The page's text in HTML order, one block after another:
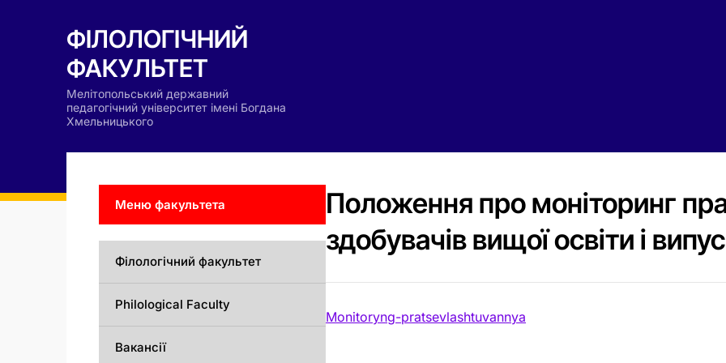
ФІЛОЛОГІЧНИЙ
ФАКУЛЬТЕТ
Мелітопольський державний
педагогічний університет імені Богдана
Хмельницького
Положення про моніторинг
здобувачів вищої освіти і
Monitoryng-pratsevlashtuvannya
Меню факультета
Філологічний факультет
Philological Faculty
Вакансії